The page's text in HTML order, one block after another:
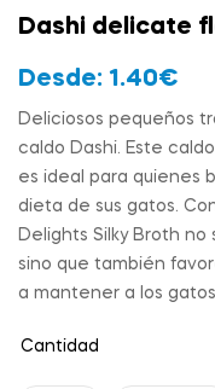
Dashi delicate
Desde: 1.40€
Deliciosos pequeños
caldo Dashi. Este
es ideal para quienes
dieta de sus gatos.
Delights Silky Broth
sino que también
a mantener a los
Cantidad